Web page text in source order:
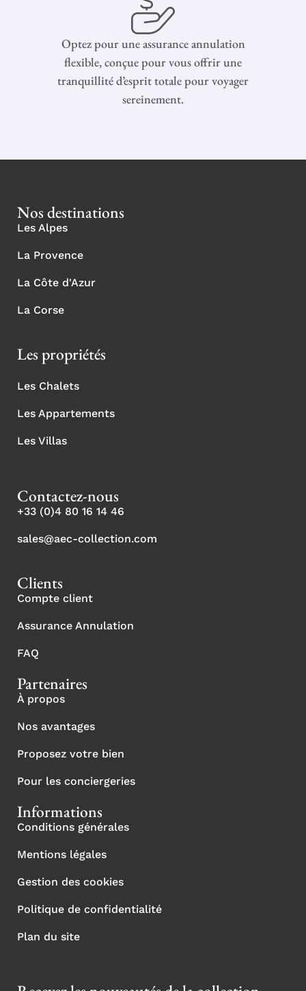
Optez pour une assurance annulation
flexible, conçue pour vous offrir une
tranquillité d’esprit totale pour voyager
sereinement.
Nos destinations
Les Alpes
La Provence
La Côte d'Azur
La Corse
Les propriétés
Les Chalets
Les Appartements
Les Villas
Contactez-nous
+33 (0)4 80 16 14 46
sales@aec-collection.com
Clients
Compte client
Assurance Annulation
FAQ
Partenaires
À propos
Nos avantages
Proposez votre bien
Pour les conciergeries
Informations
Conditions générales
Mentions légales
Gestion des cookies
Politique de confidentialité
Plan du site